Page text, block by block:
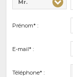
Civilité* :
Mr.
Nom* :
Prénom* :
E-mail* :
Téléphone* :